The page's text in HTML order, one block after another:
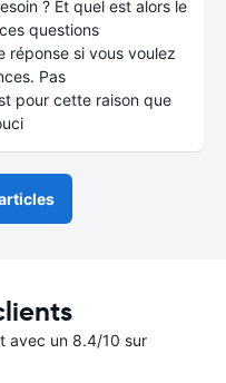
? Et quel est alors le
questions
réponse si vous voulez
Pas
pour cette raison que
avec un 8.4/10 sur